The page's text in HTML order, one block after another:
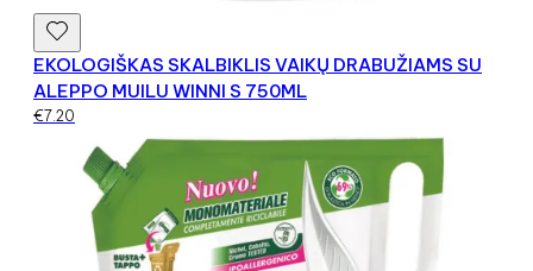
EKOLOGIŠKAS SKALBIKLIS VAIKŲ DRABUŽIAMS SU
ALEPPO MUILU WINNI S 750ML
€7.20